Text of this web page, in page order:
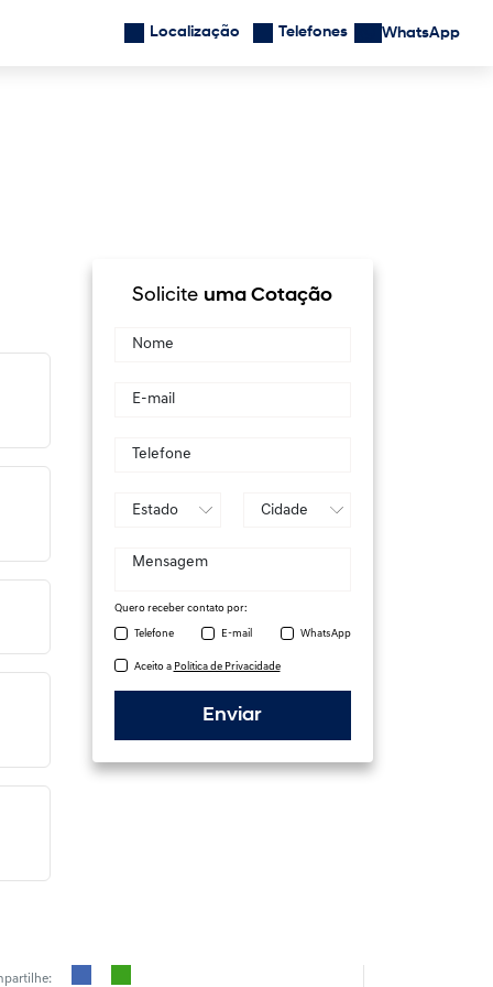
Localização Telefones WhatsApp
Solicite uma Cotação
Quero receber contato por:
Telefone E-mail WhatsApp
Aceito a Política de Privacidade
Enviar